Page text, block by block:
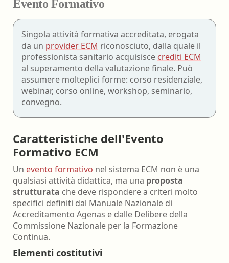
Evento Formativo
Singola attività formativa accreditata, erogata
da un provider ECM riconosciuto, dalla quale il
professionista sanitario acquisisce crediti ECM
al superamento della valutazione finale. Può
assumere molteplici forme: corso residenziale,
webinar, corso online, workshop, seminario,
convegno.
Caratteristiche dell'Evento
Formativo ECM
Un evento formativo nel sistema ECM non è una
qualsiasi attività didattica, ma una proposta
strutturata che deve rispondere a criteri molto
specifici definiti dal Manuale Nazionale di
Accreditamento Agenas e dalle Delibere della
Commissione Nazionale per la Formazione
Continua.
Elementi costitutivi